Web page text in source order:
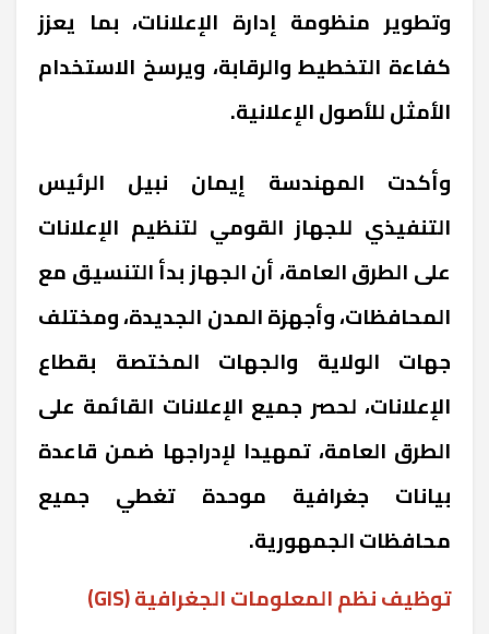
وتطوير منظومة إدارة الإعلانات، بما يعزز
كفاءة التخطيط والرقابة، ويرسخ الاستخدام
الأمثل للأصول الإعلانية.
وأكدت المهندسة إيمان نبيل الرئيس
التنفيذي للجهاز القومي لتنظيم الإعلانات
على الطرق العامة، أن الجهاز بدأ التنسيق مع
المحافظات، وأجهزة المدن الجديدة، ومختلف
جهات الولاية والجهات المختصة بقطاع
الإعلانات، لحصر جميع الإعلانات القائمة على
الطرق العامة، تمهيدا لإدراجها ضمن قاعدة
بيانات جغرافية موحدة تغطي جميع
محافظات الجمهورية.
توظيف نظم المعلومات الجغرافية (GIS)